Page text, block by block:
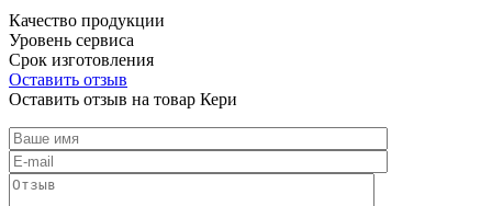
Качество продукции
Уровень сервиса
Срок изготовления
Оставить отзыв
Оставить отзыв на товар Кери